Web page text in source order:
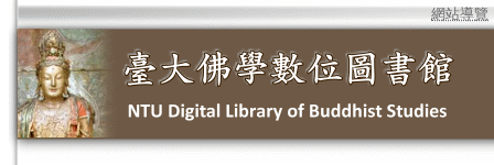
網站導覽